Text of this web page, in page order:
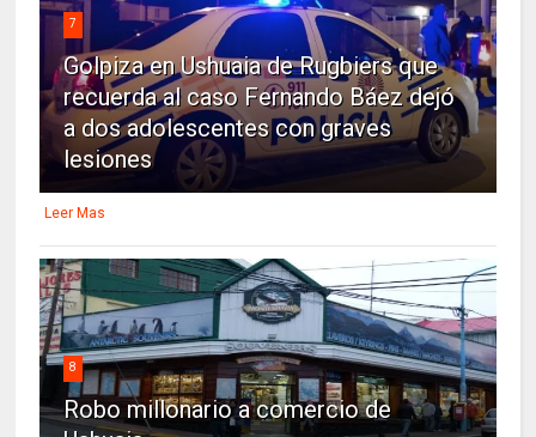
7
Golpiza en Ushuaia de Rugbiers que
recuerda al caso Fernando Báez dejó
a dos adolescentes con graves
lesiones
Leer Mas
8
Robo millonario a comercio de